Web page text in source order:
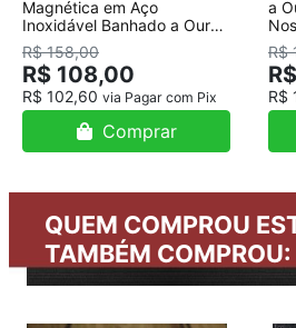
Magnética em Aço
Inoxidável Banhado a Ouro
18K
R$ 158,00
R$ 108,00
R$ 102,60 via Pagar com Pix
Comprar
a
R$
R$
QUEM COMPROU
TAMBÉM COMPROU: